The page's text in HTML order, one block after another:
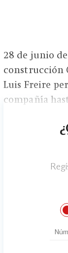
28 de junio
construcción
Luis Freire
compañía